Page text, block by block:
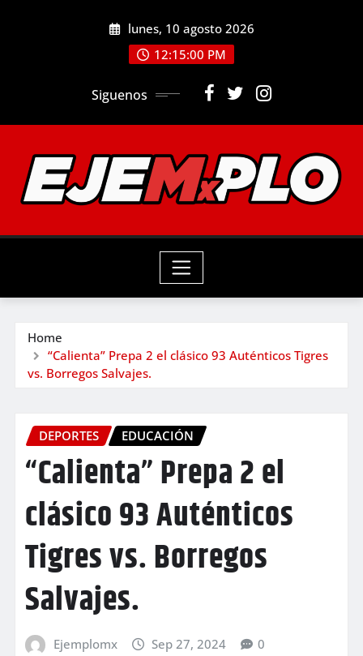
lunes, 10 agosto 2026
12:15:01 PM
Siguenos
Home
“Calienta” Prepa 2 el clásico 93 Auténticos Tigres
vs. Borregos Salvajes.
DEPORTES EDUCACIÓN
“Calienta” Prepa 2 el
clásico 93 Auténticos
Tigres vs. Borregos
Salvajes.
Ejemplomx Sep 27, 2024 0